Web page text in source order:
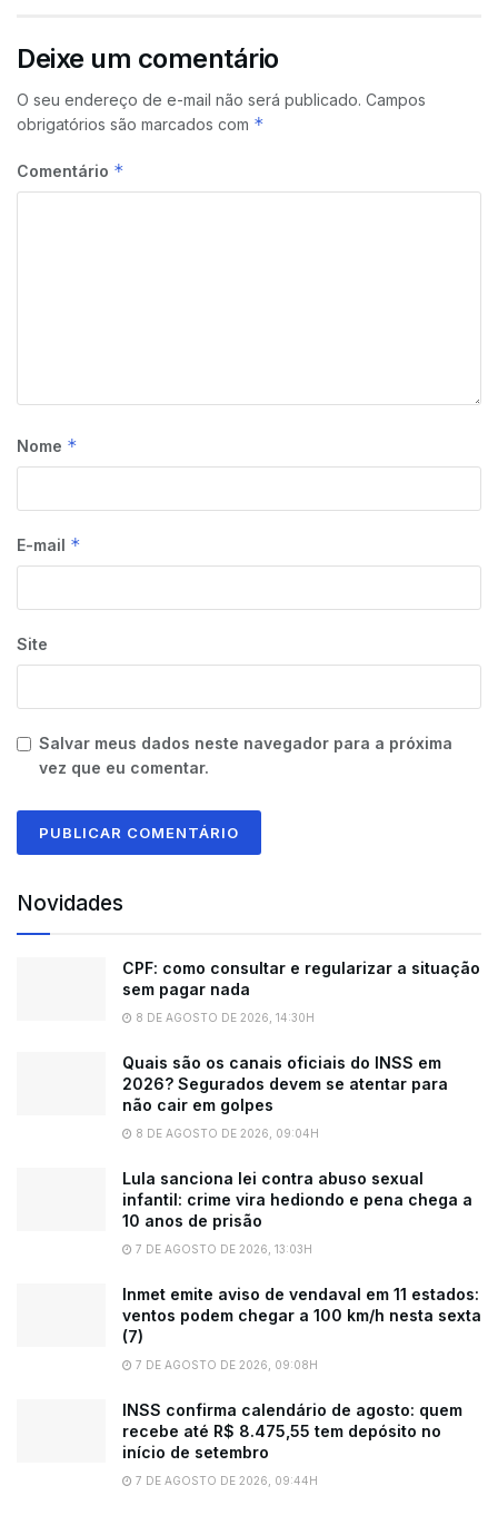
Deixe um comentário
O seu endereço de e-mail não será publicado. Campos
obrigatórios são marcados com *
Comentário *
Nome *
E-mail *
Site
Salvar meus dados neste navegador para a próxima
vez que eu comentar.
Novidades
CPF: como consultar e regularizar a situação
sem pagar nada
8 DE AGOSTO DE 2026, 14:30H
Quais são os canais oficiais do INSS em
2026? Segurados devem se atentar para
não cair em golpes
8 DE AGOSTO DE 2026, 09:04H
Lula sanciona lei contra abuso sexual
infantil: crime vira hediondo e pena chega a
10 anos de prisão
7 DE AGOSTO DE 2026, 13:03H
Inmet emite aviso de vendaval em 11 estados:
ventos podem chegar a 100 km/h nesta sexta
(7)
7 DE AGOSTO DE 2026, 09:08H
INSS confirma calendário de agosto: quem
recebe até R$ 8.475,55 tem depósito no
início de setembro
7 DE AGOSTO DE 2026, 09:44H